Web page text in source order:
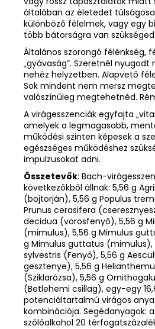
általában az életedet
különböző félelmek, vagy egy
több bátorságra van szükséged.
Általános szorongó félénkség,
„gyávaság”. Szeretnél
nehéz helyzetben. Alapvető
Sok mindent nem mersz
valószínűleg megtehetnéd.
A virágesszenciák egyfajta
amelyek a legmagasabb,
működési szinten képesek a
egészséges működéshez
impulzusokat adni.
Összetevők: Bach-
következőkből állnak: 5,56 g
(bojtorján), 5,56 g Populus
Prunus cerasifera
decidua (vörösfenyő), 5,56 g
(mimulus), 5,56 g Mimulus
g Mimulus guttatus (mimulus),
sylvestris (Fenyő), 5,56 g
gesztenye), 5,56 g
(Sziklarózsa), 5,56 g
(Betlehemi csillag), egy-egy
potenciáltartalmú virágos
kombinációja. Segédanyagok:
szőlőalkohol 20